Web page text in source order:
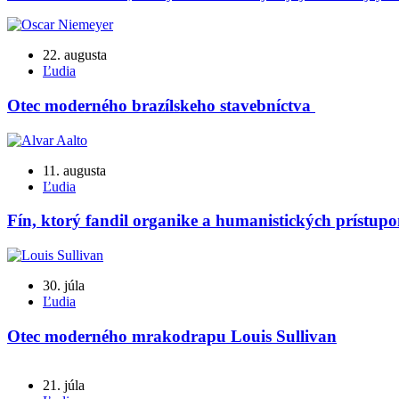
22. augusta
Ľudia
Otec moderného brazílskeho stavebníctva
11. augusta
Ľudia
Fín, ktorý fandil organike a humanistických
30. júla
Ľudia
Otec moderného mrakodrapu Louis Sullivan
21. júla